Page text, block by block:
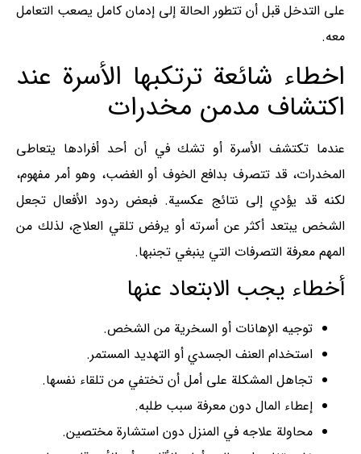
على التدخل قبل أن تتطور الحالة إلى إدمان كامل يصعب التعامل
معه.
اخطاء شائعة ترتكبها الأسرة عند
اكتشاف مدمن مخدرات
عندما تكتشف الأسرة أو تشك في أن أحد أفرادها يتعاطى
المخدرات، قد تتصرف بدافع الخوف أو الغضب، وهو أمر مفهوم،
لكنه قد يؤدي إلى نتائج عكسية. فبعض ردود الأفعال تجعل
الشخص يبتعد أكثر عن أسرته أو يرفض تلقي العلاج، لذلك من
المهم معرفة التصرفات التي ينبغي تجنبها.
أخطاء يجب الابتعاد عنها
توجيه الإهانات أو السخرية من الشخص.
استخدام العنف الجسدي أو التهديد المستمر.
تجاهل المشكلة على أمل أن تختفي من تلقاء نفسها.
إعطاء المال دون معرفة سبب طلبه.
محاولة علاجه في المنزل دون استشارة مختصين.